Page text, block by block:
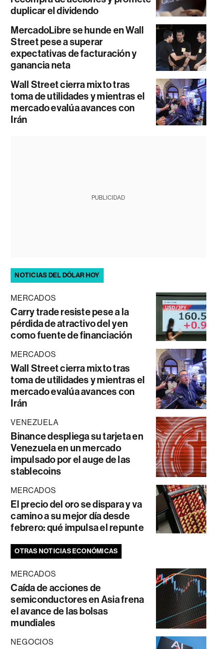
duplicar el dividendo
MercadoLibre se hunde en Wall
Street pese a superar
expectativas de facturación y
ganancia neta
Wall Street cierra mixto tras
toma de utilidades y mientras el
mercado evalúa avances con
Irán
PUBLICIDAD
NOTICIAS DEL DÓLAR HOY
MERCADOS
Carry trade resiste pese a la
pérdida de atractivo del yen
como fuente de financiación
MERCADOS
Wall Street cierra mixto tras
toma de utilidades y mientras el
mercado evalúa avances con
Irán
VENEZUELA
Binance despliega su tarjeta en
Venezuela en un mercado
impulsado por el auge de las
stablecoins
MERCADOS
El precio del oro se dispara y va
camino a su mejor día desde
febrero: qué impulsa el repunte
OTRAS NOTICIAS ECONÓMICAS
MERCADOS
Caída de acciones de
semiconductores en Asia frena
el avance de las bolsas
mundiales
NEGOCIOS